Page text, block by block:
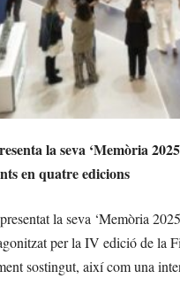
la seva ‘Memòria
en quatre edicions
la seva ‘Memòria
per la IV edició de la
sostingut, així com una